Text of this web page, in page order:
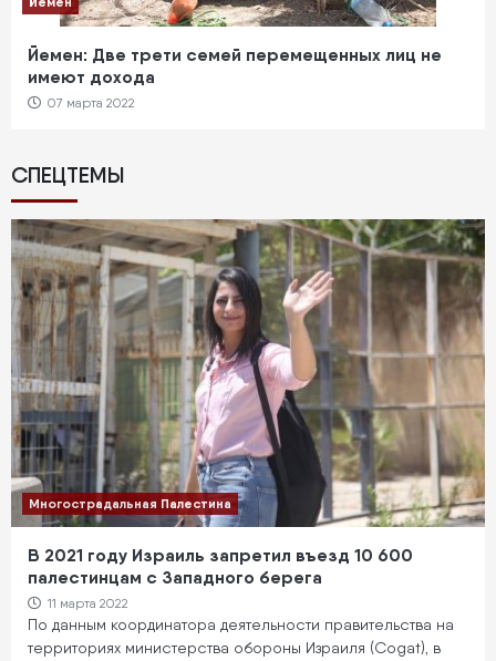
Йемен: Две трети семей перемещенных лиц не
имеют дохода
07 марта 2022
СПЕЦТЕМЫ
Многострадальная Палестина
В 2021 году Израиль запретил въезд 10 600
палестинцам с Западного берега
11 марта 2022
По данным координатора деятельности правительства на
территориях министерства обороны Израиля (Cogat), в